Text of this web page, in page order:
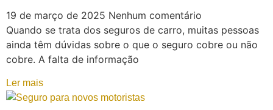
19 de março de 2025 Nenhum comentário
Quando se trata dos seguros de carro, muitas pessoas
ainda têm dúvidas sobre o que o seguro cobre ou não
cobre. A falta de informação
Ler mais